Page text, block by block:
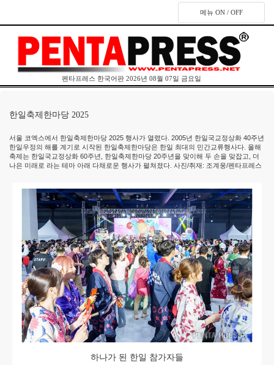
메뉴 ON / OFF
펜타프레스 한국어판 2026년 08월 07일 금요일
한일축제한마당 2025
서울 코엑스에서 한일축제한마당 2025 행사가 열렸다. 2005년 한일국교정상화 40주년
한일우정의 해를 계기로 시작된 한일축제한마당은 한일 최대의 민간교류행사다. 올해
축제는 한일국교정상화 60주년, 한일축제한마당 20주년을 맞이해 두 손을 맞잡고, 더
나은 미래로 라는 테마 아래 다채로운 행사가 펼쳐졌다. 사진/취재: 조계웅/펜타프레스
하나가 된 한일 참가자들